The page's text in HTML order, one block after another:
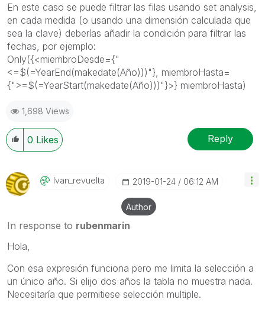
En este caso se puede filtrar las filas usando set analysis,
en cada medida (o usando una dimensión calculada que
sea la clave) deberías añadir la condición para filtrar las
fechas, por ejemplo:
Only({<miembroDesde={"
<=$(=YearEnd(makedate(Año)))"}, miembroHasta=
{">=$(=YearStart(makedate(Año)))"}>} miembroHasta)
1,698 Views
0 Likes Reply
Ivan_revuelta ‎2019-01-24 06:12 AM
Author
In response to rubenmarin
Hola,
Con esa expresión funciona pero me limita la selección a
un único año. Si elijo dos años la tabla no muestra nada.
Necesitaría que permitiese selección multiple.